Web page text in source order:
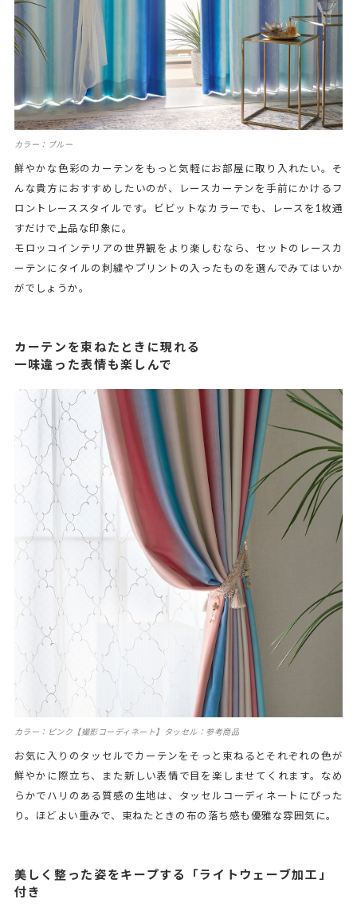
カラー：ブルー
鮮やかな色彩のカーテンをもっと気軽にお部屋に取り入れたい。そ
んな貴方におすすめしたいのが、レースカーテンを手前にかけるフ
ロントレーススタイルです。ビビットなカラーでも、レースを1枚通
すだけで上品な印象に。
モロッコインテリアの世界観をより楽しむなら、セットのレースカ
ーテンにタイルの刺繍やプリントの入ったものを選んでみてはいか
がでしょうか。
カーテンを束ねたときに現れる
一味違った表情も楽しんで
カラー：ピンク【撮影コーディネート】タッセル：参考商品
お気に入りのタッセルでカーテンをそっと束ねるとそれぞれの色が
鮮やかに際立ち、また新しい表情で目を楽しませてくれます。なめ
らかでハリのある質感の生地は、タッセルコーディネートにぴった
り。ほどよい重みで、束ねたときの布の落ち感も優雅な雰囲気に。
美しく整った姿をキープする「ライトウェーブ加工」
付き